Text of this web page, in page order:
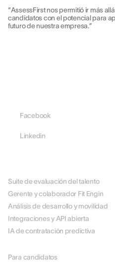
“AssessFirst nos permitió ir más
candidatos con el potencial para
futuro de nuestra empresa.”
Facebook
Linkedin
Suite de evaluación del talento
Gerente y colaborador Fit Engin
Análisis de desarrollo y movilidad
Integraciones y API abierta
IA de contratación predictiva
Para candidatos